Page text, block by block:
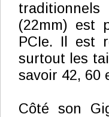
(22mm) est
PCIe. Il est
surtout les
savoir 42, 60
Côté son